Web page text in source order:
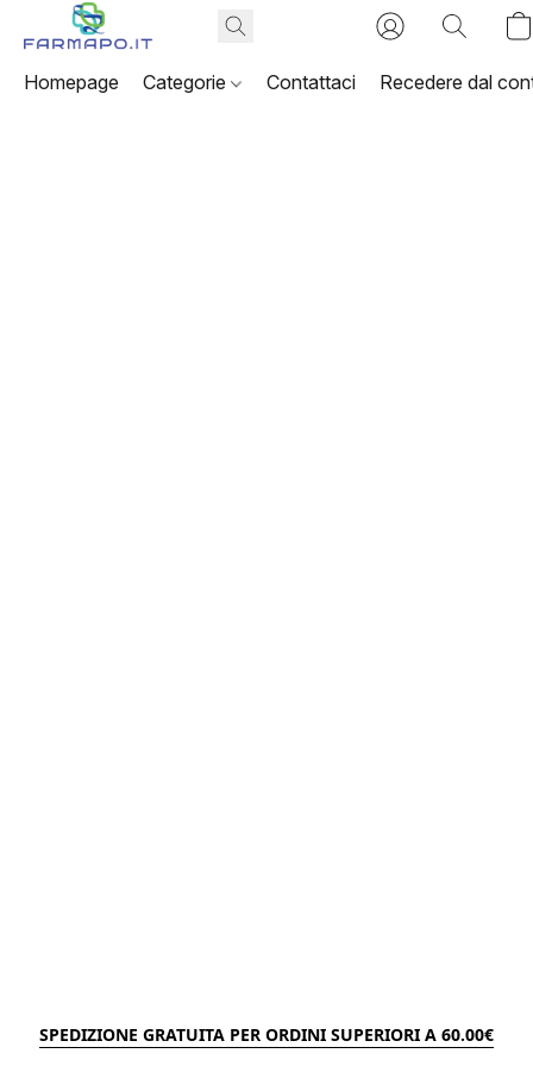
Homepage Categorie Contattaci Recedere dal
SPEDIZIONE GRATUITA PER ORDINI SUPERIORI A 60.00€